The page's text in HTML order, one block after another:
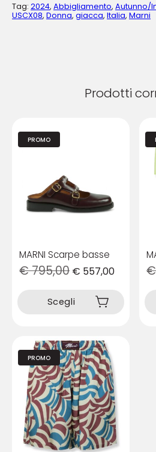
Tag: 2024, Abbigliamento, Autunno/
USCX08, Donna, giacca, Italia, Marni
Prodotti
PROMO
MARNI Scarpe basse
€795,00 € 557,00
Scegli
prodotto
Le
opzioni
possono
essere
scelte
nella
pagina
del
prodotto
€
PROMO